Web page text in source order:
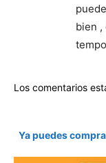
bien ,
Los comentarios
Ya puedes